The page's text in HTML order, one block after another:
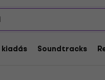
Soundtracks